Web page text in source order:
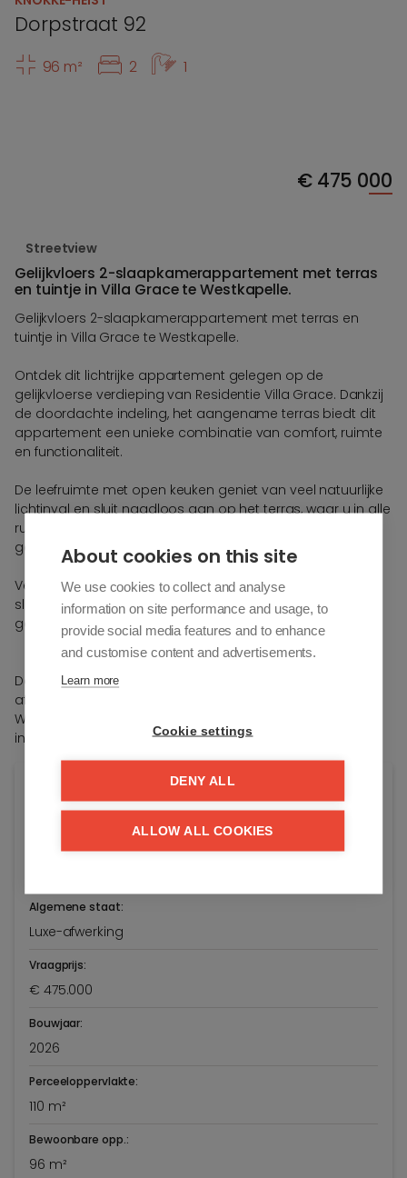
Dorpstraat 92
96 m² 2 1
€475 000
Streetview
Gelijkvloers 2-slaapkamerappartement met terras
en tuintje in Villa Grace te Westkapelle.
Gelijkvloers 2-slaapkamerappartement met terras en
tuintje in Villa Grace te Westkapelle.
Ontdek dit lichtrijke appartement gelegen op de
gelijkvloerse verdieping van Residentie Villa Grace. Dankzij
de doordachte indeling, het aangename terras biedt dit
appartement een unieke combinatie van comfort, ruimte
en functionaliteit.
De leefruimte met open keuken geniet van veel natuurlijke
lichtinval en sluit naadloos aan op het terras, waar u in alle
rust kunt genieten van een zonnig moment of een
gezellige maaltijd in open lucht.
Verder beschikt het appartement over twee volwaardige
slaapkamers, een stijlvolle douchekamer, een afzonderlijk
gastentoilet en een praktische berging.
Dankzij de energiezuinige technieken, kwalitatieve
afwerking en centrale ligging in het charmante
Westkapelle vormt dit appartement een ideale woon- of
investeringsopportuniteit.
Dorpstraat 92/002
Algemene staat:
Luxe-afwerking
Vraagprijs:
€ 475.000
Bouwjaar:
2026
Perceeloppervlakte:
110 m²
Bewoonbare opp.:
96 m²
About cookies on this site
We use cookies to collect and analyse
information on site performance and usage, to
provide social media features and to enhance
and customise content and advertisements.
Learn more
Cookie settings
DENY ALL
ALLOW ALL COOKIES